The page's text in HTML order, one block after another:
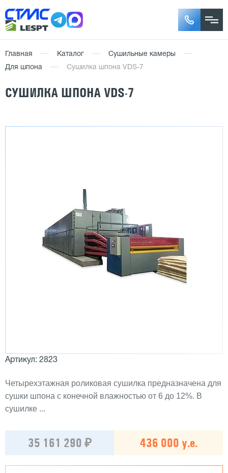
Главная Каталог
Сушильные камеры
Для шпона
Сушилка шпона VDS-7
СУШИЛКА ШПОНА VDS-7
Артикул: 2823
Четырехэтажная роликовая сушилка предназначена для
сушки шпона с конечной влажностью от 6 до 12%. В
сушилке ...
35 161 290 ₽ 436 000 у.е.